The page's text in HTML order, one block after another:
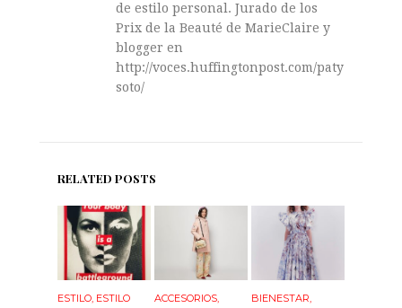
de estilo personal. Jurado de los
Prix de la Beauté de MarieClaire y
blogger en
http://voces.huffingtonpost.com/paty-
soto/
RELATED POSTS
ESTILO, ESTILO
ACCESORIOS BIENESTAR